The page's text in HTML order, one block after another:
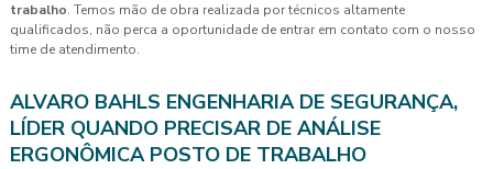
trabalho. Temos mão de obra realizada por técnicos altamente
qualificados, não perca a oportunidade de entrar em contato com o nosso
time de atendimento.
ALVARO BAHLS ENGENHARIA DE SEGURANÇA,
LÍDER QUANDO PRECISAR DE ANÁLISE
ERGONÔMICA POSTO DE TRABALHO